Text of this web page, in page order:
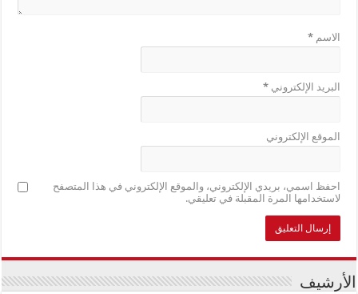
الاسم*
البريد الإلكتروني*
الموقع الإلكتروني
احفظ اسمي، بريدي الإلكتروني، والموقع الإلكتروني في هذا المتصفح
لاستخدامها المرة المقبلة في تعليقي.
الأرشيف